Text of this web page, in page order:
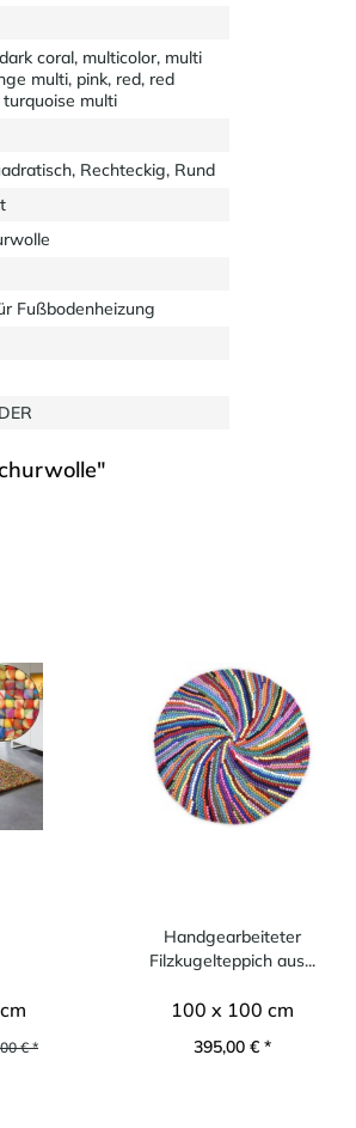
coral, multicolor, multi
multi, pink, red, red
turquoise multi
Rechteckig, Rund
Fußbodenheizung
€ *
Handgearbeiteter
Filzkugelteppich aus...
100 x 100 cm
395,00 € *